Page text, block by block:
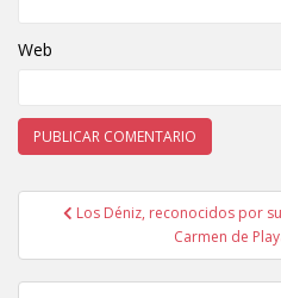
Web
Navegación de
Los Déniz, reconocidos por
Carmen de